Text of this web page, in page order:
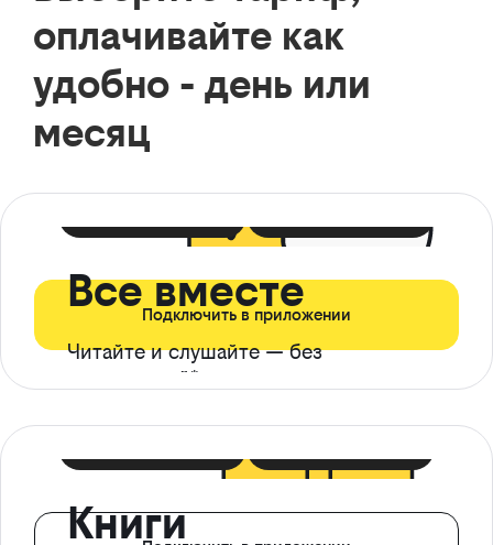
оплачивайте как
удобно - день или
месяц
Все вместе
Читайте и слушайте — без
ограничений*
Подключить в приложении
Книги